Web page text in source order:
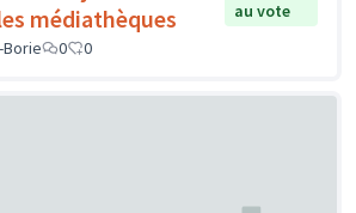
médiathèques
au vote
0 0